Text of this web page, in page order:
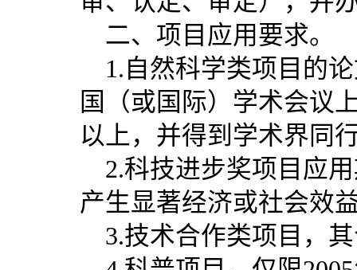
二、项目应用要求。
1.自然科学类项目的
国（或国际）学术会议
以上，并得到学术界同
2.科技进步奖项目应
产生显著经济或社会效
3.技术合作类项目，